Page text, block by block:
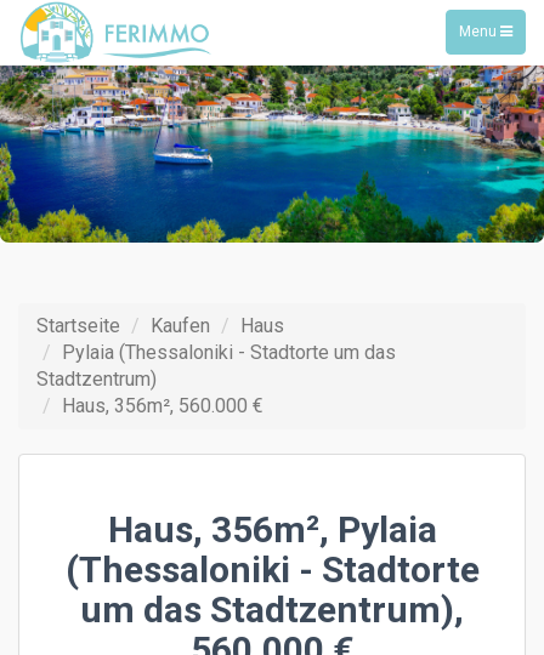
Toggle
navigation
Menu
Startseite Kaufen
Haus
Pylaia (Thessaloniki - Stadtorte um das
Stadtzentrum)
Haus, 356m², 560.000 €
Haus, 356m², Pylaia
(Thessaloniki - Stadtorte
um das Stadtzentrum),